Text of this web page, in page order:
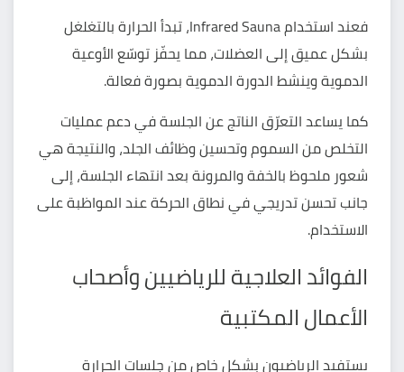
فعند استخدام Infrared Sauna، تبدأ الحرارة بالتغلغل
بشكل عميق إلى العضلات، مما يحفّز توسّع الأوعية
الدموية وينشط الدورة الدموية بصورة فعالة.
كما يساعد التعرّق الناتج عن الجلسة في دعم عمليات
التخلص من السموم وتحسين وظائف الجلد، والنتيجة هي
شعور ملحوظ بالخفة والمرونة بعد انتهاء الجلسة، إلى
جانب تحسن تدريجي في نطاق الحركة عند المواظبة على
الاستخدام.
الفوائد العلاجية للرياضيين وأصحاب
الأعمال المكتبية
يستفيد الرياضيون بشكل خاص من جلسات الحرارة